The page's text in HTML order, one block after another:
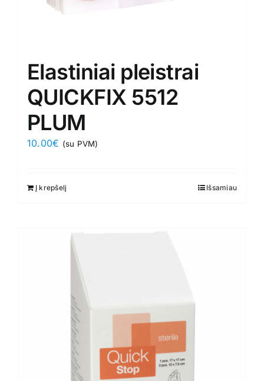
Elastiniai pleistrai
QUICKFIX 5512
PLUM
10.00€ (su PVM)
Į krepšelį Išsamiau